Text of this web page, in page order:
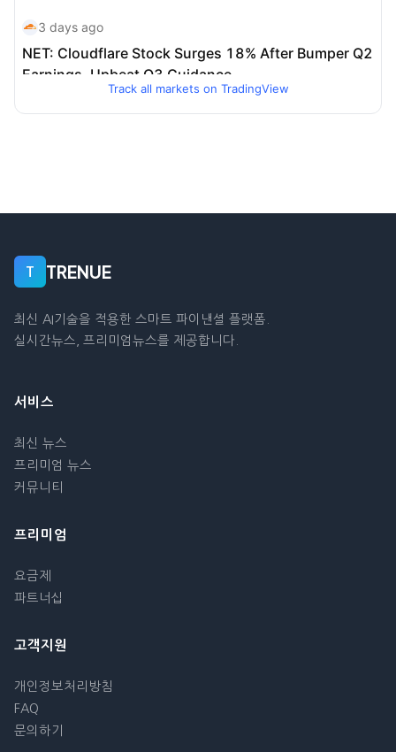
Track all markets on TradingView
T TRENUE
최신 AI기술을 적용한 스마트 파이낸셜 플랫폼.
실시간뉴스, 프리미엄뉴스를 제공합니다.
서비스
최신 뉴스
프리미엄 뉴스
커뮤니티
프리미엄
요금제
파트너십
고객지원
개인정보처리방침
FAQ
문의하기